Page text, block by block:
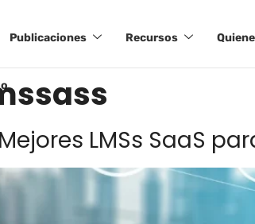
Publicaciones Recursos
LMSs SaaS